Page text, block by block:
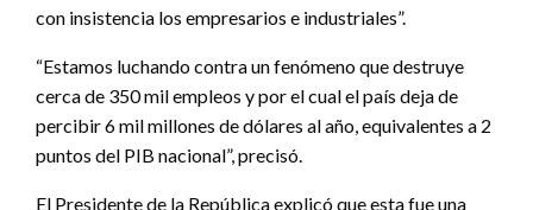
con insistencia los empresarios e industriales”.
“Estamos luchando contra un fenómeno que destruye
cerca de 350 mil empleos y por el cual el país deja de
percibir 6 mil millones de dólares al año, equivalentes a 2
puntos del PIB nacional”, precisó.
El Presidente de la República explicó que esta fue una